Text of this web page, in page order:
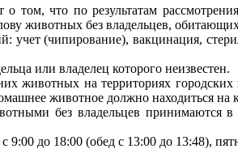
что по результатам
животных без владельцев,
учет (чипирование), вакцинация,
или владелец которого неизвестен.
на территориях городских
животное должно находиться на
без владельцев принимаются в
до 18:00 (обед с 13:00 до 13:48),